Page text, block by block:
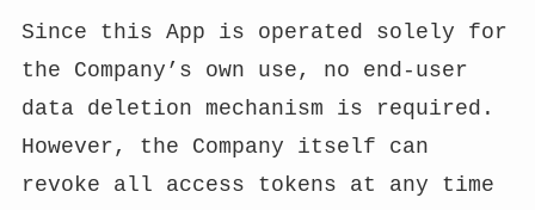
Since this App is operated solely for
the Company’s own use, no end-user
data deletion mechanism is required.
However, the Company itself can
revoke all access tokens at any time